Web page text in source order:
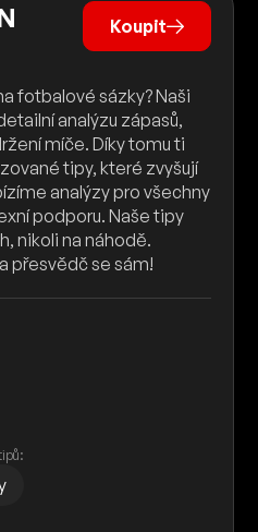
Koupit
fotbalové sázky? Naši
analýzu zápasů,
míče. Díky tomu ti
tipy, které zvyšují
analýzy pro všechny
podporu. Naše tipy
nikoli na náhodě.
přesvědč se sám!